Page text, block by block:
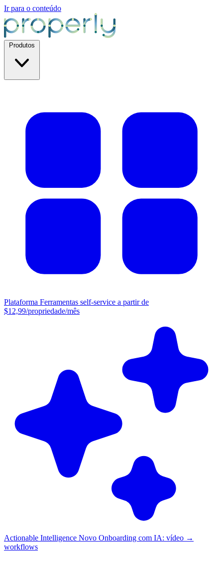
Ir para o conteúdo
Plataforma Ferramentas self-service a partir de
$12,99/propriedade/mês
Actionable Intelligence Novo Onboarding com IA: vídeo →
workflows